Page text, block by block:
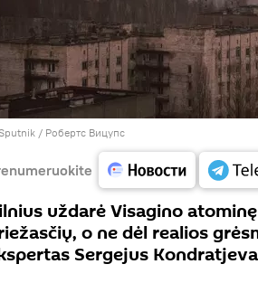
/ Робертс Вицупс
uždarė Visagino
o ne dėl realios
Sergejus